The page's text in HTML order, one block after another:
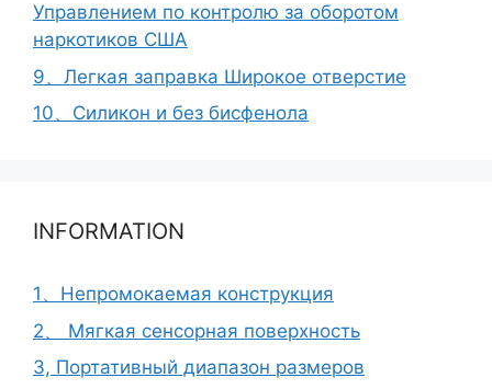
Управлением по контролю за оборотом
наркотиков США
9、Легкая заправка Широкое отверстие
10、Силикон и без бисфенола
INFORMATION
1、Непромокаемая конструкция
2、 Мягкая сенсорная поверхность
3, Портативный диапазон размеров